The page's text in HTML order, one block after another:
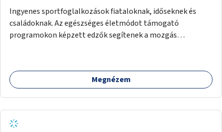
Ingyenes sportfoglalkozások fiataloknak, időseknek és
családoknak. Az egészséges életmódot támogató
programokon képzett edzők segítenek a mozgás
Megnézem